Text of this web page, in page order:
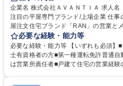
企業名 株式会社ＡＶＡＮＴＩＡ 求人名 【注文住宅営業/中部責任者候補】
注目の平屋専門ブランド/上場企業 仕事の内容 ■当社の新規事業である平
屋注文住宅ブランド「RAN」の営業と
当。昨年流山に展示場を設置しており
等と、受注獲得を目指していただきます。 【業務】■目標管理■顧客
メンバー育成■顧客折衝への同席 ※営業
ルに沿って営業を行い、チームで目標
必要な経験・能力等
必要な経験・能力等 【いずれも必須】
士有資格者の方■第一種運転免許普通自
は営業所責任者■戸建て住宅の営業経